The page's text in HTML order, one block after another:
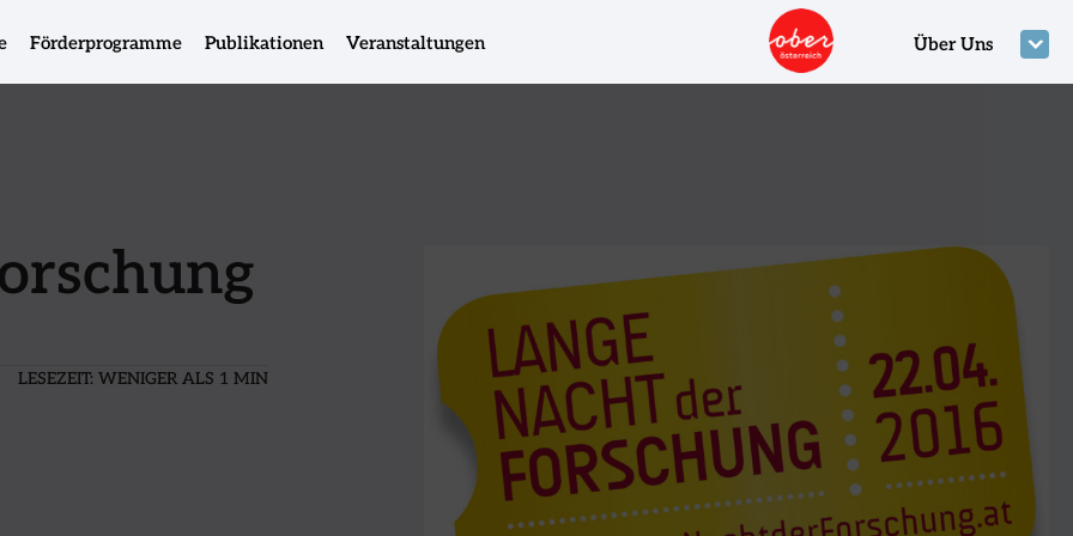
Förderprogramme Publikationen Veranstaltungen Über Uns
LESEZEIT: WENIGER ALS 1 MIN